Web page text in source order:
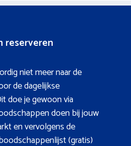
reserveren
niet meer naar de
de dagelijkse
doe je gewoon via
doen bij jouw
en vervolgens de
(gratis)